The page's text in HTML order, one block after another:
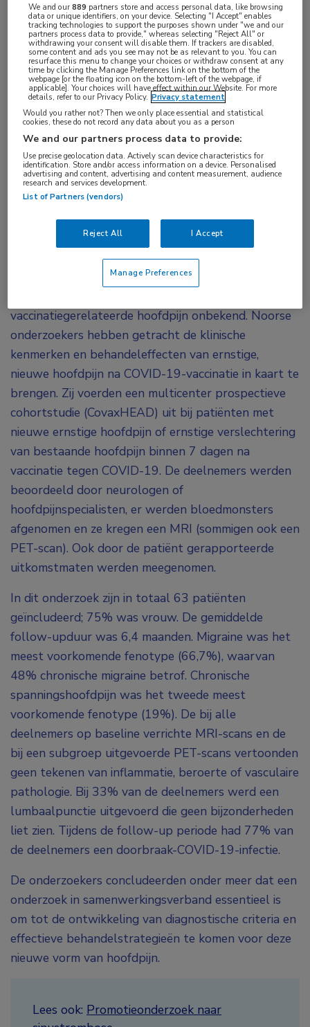
Het meest voorkomende fenotype van post-
COVID-19-vaccinatiehoofdpijn blijkt chronische
migraine die ondanks profylactische
antimigrainebehandeling slechts marginaal
verbeterde tijdens de follow-up. Toekomstige
biomarkeranalyses zijn nodig om de
mechanismen achter aanhoudende hoofdpijn na
Hoofdpijn is het meest voorkomende neurologische
symptoom na COVID-19-vaccinatie. In 1% van de
gevallen is de hoofdpijn ernstig. Tot nu toe was het
vaccinatiegerelateerde hoofdpijn onbekend. Noorse
onderzoekers hebben getracht de klinische
kenmerken en behandeleffecten van ernstige,
nieuwe hoofdpijn na COVID-19-vaccinatie in kaart te
brengen. Zij voerden een multicenter prospectieve
cohortstudie (CovaxHEAD) uit bij patiënten met
nieuwe ernstige hoofdpijn of ernstige verslechtering
van bestaande hoofdpijn binnen 7 dagen na
vaccinatie tegen COVID-19. De deelnemers werden
beoordeeld door neurologen of
hoofdpijnspecialisten, er werden bloedmonsters
afgenomen en ze kregen een MRI (sommigen ook een
PET-scan). Ook door de patiënt gerapporteerde
uitkomstmaten werden meegenomen.
In dit onderzoek zijn in totaal 63 patiënten
geïncludeerd; 75% was vrouw. De gemiddelde
follow-upduur was 6,4 maanden. Migraine was het
meest voorkomende fenotype (66,7%), waarvan
48% chronische migraine betrof. Chronische
spanningshoofdpijn was het tweede meest
voorkomende fenotype (19%). De bij alle
deelnemers op baseline verrichte MRI-scans en de
bij een subgroep uitgevoerde PET-scans vertoonden
geen tekenen van inflammatie, beroerte of vasculaire
pathologie. Bij 33% van de deelnemers werd een
lumbaalpunctie uitgevoerd die geen bijzonderheden
liet zien. Tijdens de follow-up periode had 77% van
de deelnemers een doorbraak-COVID-19-infectie.
De onderzoekers concludeerden onder meer dat een
onderzoek in samenwerkingsverband essentieel is
om tot de ontwikkeling van diagnostische criteria en
effectieve behandelstrategieën te komen voor deze
nieuwe vorm van hoofdpijn.
Lees ook: Promotieonderzoek naar
Tags:
COVID-19,migraine,SARS-CoV-2
We and our889 partners store and access personal data, like browsing
data or unique identifiers, on your device. Selecting "I Accept" enables
tracking technologies to support the purposes shown under "we and our
partners process data to provide," whereas selecting "Reject All" or
withdrawing your consent will disable them. If trackers are disabled,
some content and ads you see may not be as relevant to you. You can
resurface this menu to change your choices or withdraw consent at any
time by clicking the Manage Preferences link on the bottom of the
webpage [or the floating icon on the bottom-left of the webpage, if
applicable]. Your choices will have effect within our Website. For more
details, refer to our Privacy Policy. Privacy statement
Would you rather not? Then we only place essential and statistical
cookies, these do not record any data about you as a person
We and our partners process data to provide:
Use precise geolocation data. Actively scan device characteristics for
identification. Store and/or access information on a device. Personalised
advertising and content, advertising and content measurement, audience
research and services development.
List of Partners (vendors)
Reject All I Accept
Manage Preferences